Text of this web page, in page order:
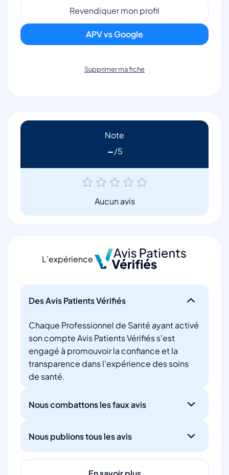
Revendiquer mon profil
APV vs Google
Supprimer ma fiche
Note
-
Aucun avis
L’expérience
Des Avis Patients Vérifiés
Chaque Professionnel de Santé ayant activé
son compte Avis Patients Vérifiés s'est
engagé à promouvoir la confiance et la
transparence dans l'expérience des soins
de santé.
Nous combattons les faux avis
Nous publions tous les avis